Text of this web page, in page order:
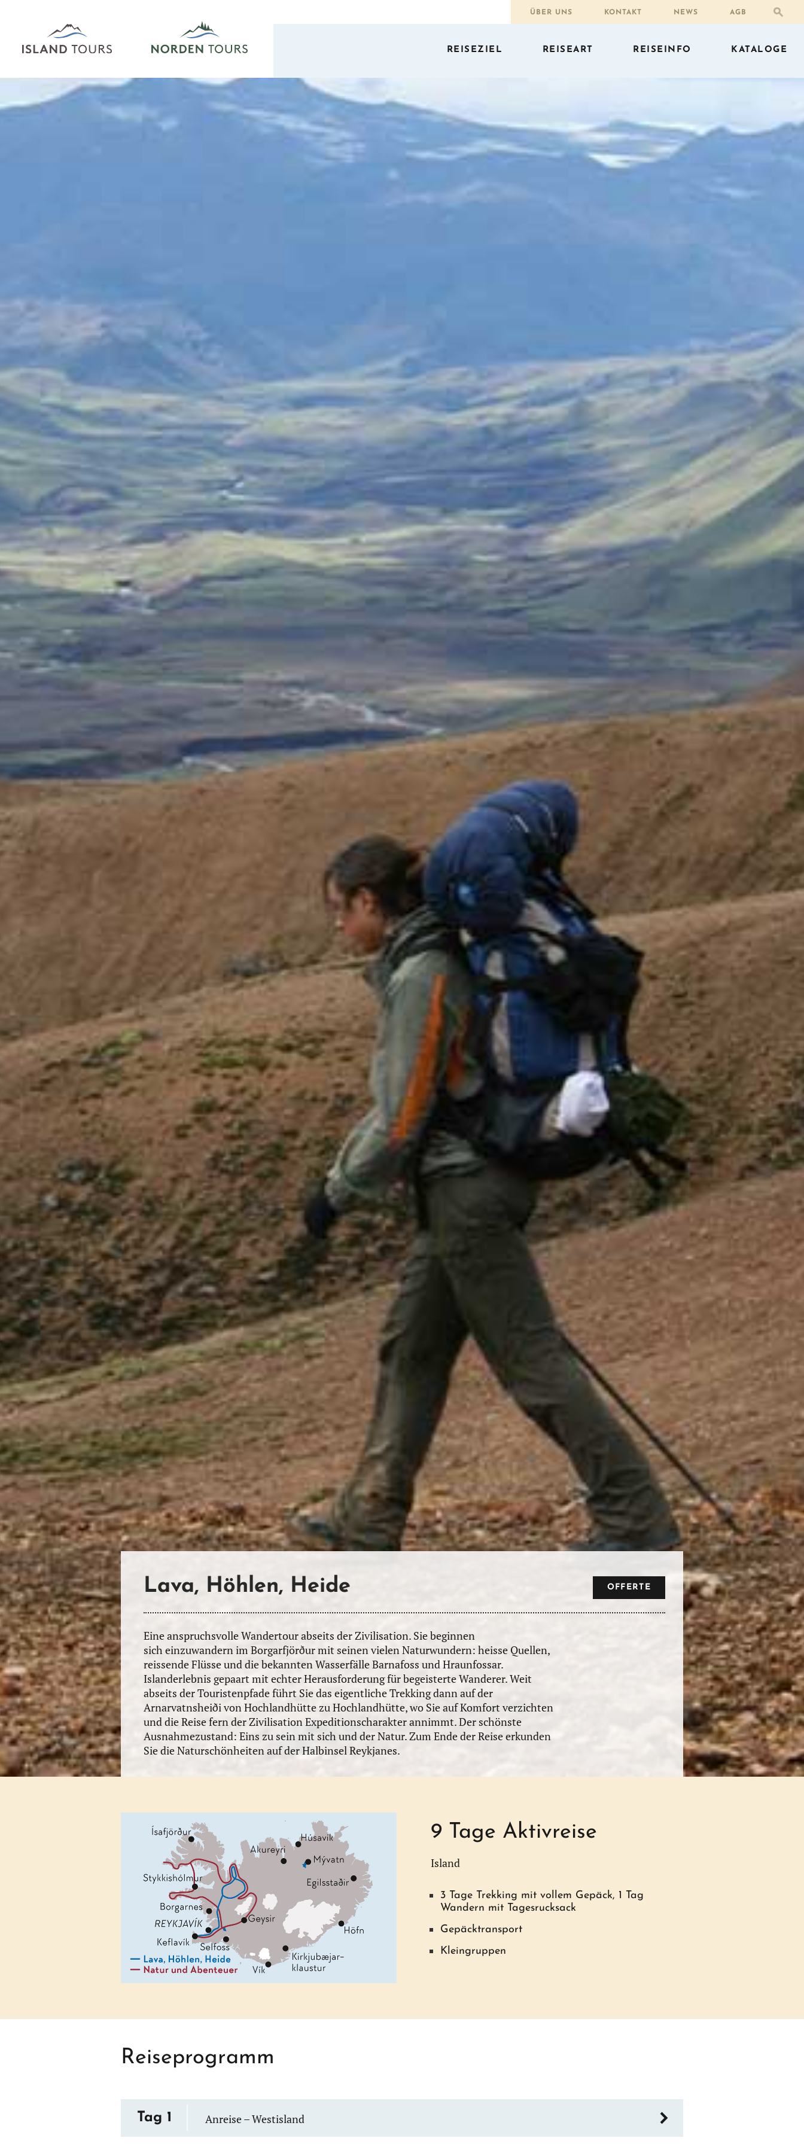
ÜBER UNS KONTAKT NEWS AGB
REISEZIEL REISEART REISEINFO KATALOGE
Lava, Höhlen, Heide OFFERTE
Eine anspruchsvolle Wandertour abseits der Zivilisation. Sie beginnen
sich einzuwandern im Borgarfjörður mit seinen vielen Naturwundern: heisse Quellen,
reissende Flüsse und die bekannten Wasserfälle Barnafoss und Hraunfossar.
Islanderlebnis gepaart mit echter Herausforderung für begeisterte Wanderer. Weit
abseits der Touristenpfade führt Sie das eigentliche Trekking dann auf der
Arnarvatnsheiði von Hochlandhütte zu Hochlandhütte, wo Sie auf Komfort verzichten
und die Reise fern der Zivilisation Expeditionscharakter annimmt. Der schönste
Ausnahmezustand: Eins zu sein mit sich und der Natur. Zum Ende der Reise erkunden
Sie die Naturschönheiten auf der Halbinsel Reykjanes.
9 Tage Aktivreise
Island
3 Tage Trekking mit vollem Gepäck, 1 Tag
Wandern mit Tagesrucksack
Gepäcktransport
Kleingruppen
Reiseprogramm
Tag 1 Anreise – Westisland